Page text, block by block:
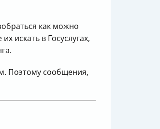
как можно
их искать в Госуслугах,
Поэтому сообщения,